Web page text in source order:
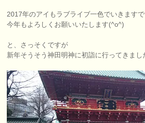
2017年のアイもラブライブ一色でいきますで
今年もよろしくお願いいたします(^o^)
と、さっそくですが
新年そうそう神田明神に初詣に行ってきまし